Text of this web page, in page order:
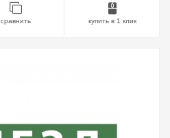
сравнить купить в 1 клик